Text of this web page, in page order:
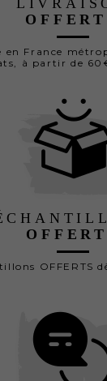
en France
à partir de
OFFERTS